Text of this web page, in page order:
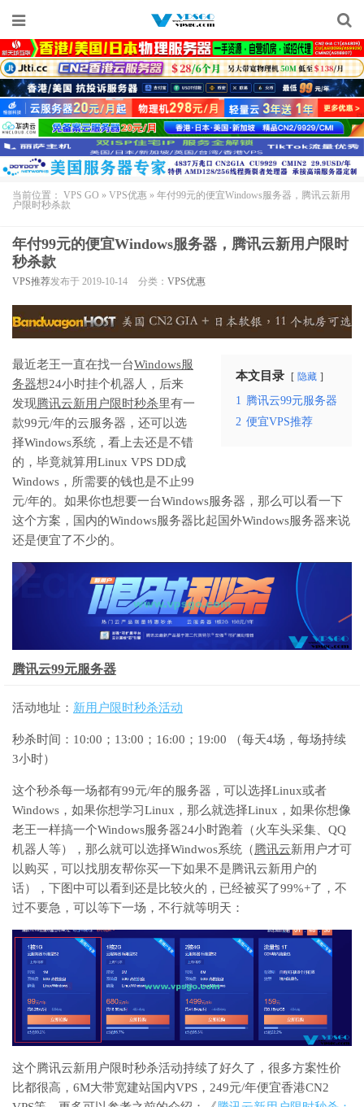
当前位置： VPS GO » VPS优惠 » 年付99元的便宜Windows服务器，腾讯云新用
户限时秒杀款
年付99元的便宜Windows服务器，腾讯云新用户限时
秒杀款
VPS推荐发布于 2019-10-14 分类： VPS优惠
本文目录 隐藏
1
腾讯云99元服务器
2 便宜VPS推荐
最近老王一直在找一台Windows服
务器想24小时挂个机器人，后来
发现腾讯云新用户限时秒杀里有一
款99元/年的云服务器，还可以选
择Windows系统，看上去还是不错
的，毕竟就算用Linux VPS DD成
Windows，所需要的钱也是不止99
元/年的。如果你也想要一台Windows服务器，那么可以看一下
这个方案，国内的Windows服务器比起国外Windows服务器来说
还是便宜了不少的。
腾讯云99元服务器
活动地址： 新用户限时秒杀活动
秒杀时间：10:00；13:00；16:00；19:00 （每天4场，每场持续
3小时）
这个秒杀每一场都有99元/年的服务器，可以选择Linux或者
Windows，如果你想学习Linux，那么就选择Linux，如果你想像
老王一样搞一个Windows服务器24小时跑着（火车头采集、QQ
机器人等），那么就可以选择Windwos系统（腾讯云新用户才可
以购买，可以找朋友帮你买一下如果不是腾讯云新用户的
话），下图中可以看到还是比较火的，已经被买了99%+了，不
过不要急，可以等下一场，不行就等明天：
这个腾讯云新用户限时秒杀活动持续了好久了，很多方案性价
比都很高，6M大带宽建站国内VPS，249元/年便宜香港CN2